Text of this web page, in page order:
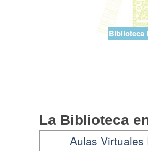
Biblioteca
La Biblioteca
Aulas Virtuales